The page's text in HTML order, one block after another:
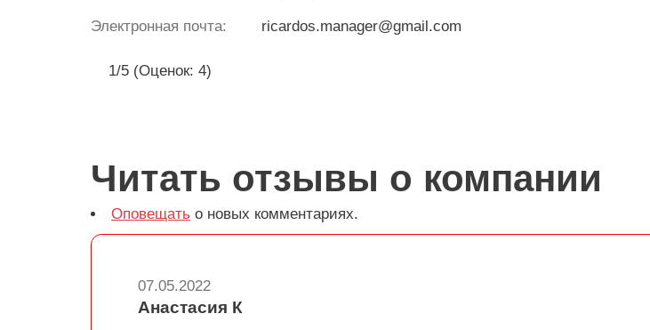
Электронная почта: ricardos.manager@gmail.com
1/5 (Оценок: 4)
Читать отзывы о компании
Оповещать о новых комментариях.
07.05.2022
Анастасия К